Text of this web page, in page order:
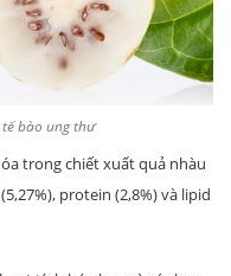
bào ung thư
trong chiết xuất quả nhàu
protein (2,8%) và lipid